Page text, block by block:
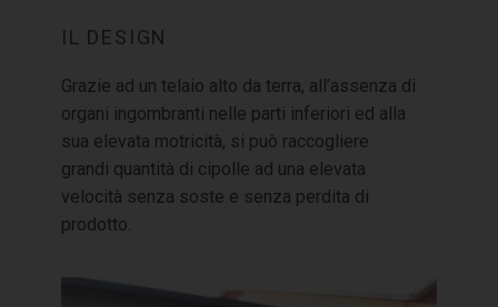
IL DESIGN
Grazie ad un telaio alto da terra, all’assenza di
organi ingombranti nelle parti inferiori ed alla
sua elevata motricità, si può raccogliere
grandi quantità di cipolle ad una elevata
velocità senza soste e senza perdita di
prodotto.